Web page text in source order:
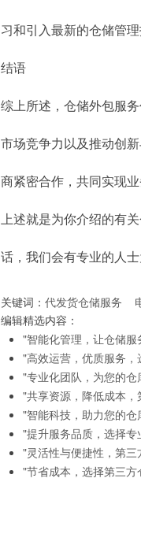
习和引入最新的仓储管
结语
综上所述，仓储外包服
市场竞争力以及推动创
商紧密合作，共同实现
上述就是为你介绍的有
话，我们会有专业的人
关键词： 代发货仓储服务
编辑精选内容：
"智能化管理，让仓储
"高效运营，优质服务
"专业化团队，为您的
"共享资源，降低成本
"智能科技，助力您的
"提升服务品质，选择
"灵活性与便捷性，第
"节省成本，选择第三